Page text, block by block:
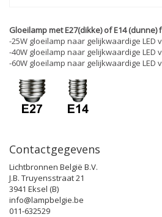
Gloeilamp met E27(dikke) of E14 (dunne)
-25W gloeilamp naar gelijkwaardige LED
-40W gloeilamp naar gelijkwaardige LED
-60W gloeilamp naar gelijkwaardige LED
Contactgegevens
Lichtbronnen België B.V.
J.B. Truyensstraat 21
3941 Eksel (B)
info@lampbelgie.be
011-632529